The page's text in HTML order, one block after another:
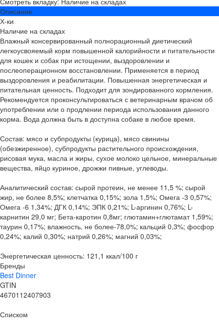
Описание
Х-ки
Наличие на складах
Влажный консервированный полнорационный диетический
легкоусвояемый корм повышенной калорийности и питательности
для кошек и собак при истощении, выздоровлении и
послеоперационном восстановлении. Применяется в период
выздоровления и реабилитации. Повышенная энергетическая и
питательная ценность. Подходит для зондированного кормления.
Рекомендуется проконсультироваться с ветеринарным врачом об
употреблении или о продлении периода использования данного
корма. Вода должна быть в доступна собаке в любое время.
Состав: мясо и субпродукты (курица), мясо свинины
(обезжиренное), субпродукты растительного происхождения,
рисовая мука, масла и жиры, сухое молоко цельное, минеральные
вещества, яйцо куриное, дрожжи пивные, углеводы.
Аналитический состав: сырой протеин, не менее 11,5 %; сырой
жир, не более 8,5%; клетчатка 0,15%; зола 1,5%; Омега -3 0,57%;
Омега -6 1,34%; ДГК 0,14%; ЭПК 0,21%; L-аргинин 0,76%; L-
карнитин 29,0 мг; Бета-каротин 0,8мг; глютамин+глютамат 1,59%;
таурин 0,17%; влажность, не более-78,0%; кальций 0,3%; фосфор
0,24%; калий 0,30%; натрий 0,26%; магний 0,03%;
Энергетическая ценность: 121,1 ккал/100 г
Бренды
Best Dinner
GTIN
4670112407903
Списком